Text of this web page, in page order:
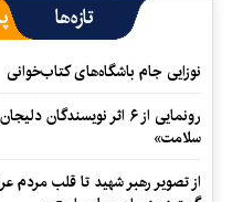
تازه‌ها
نوزایی جام باشگاه‌های کتاب‌خوانی
رونمایی از ۶ اثر
سلامت»
از تصویر رهبر شهید تا قلب مردم